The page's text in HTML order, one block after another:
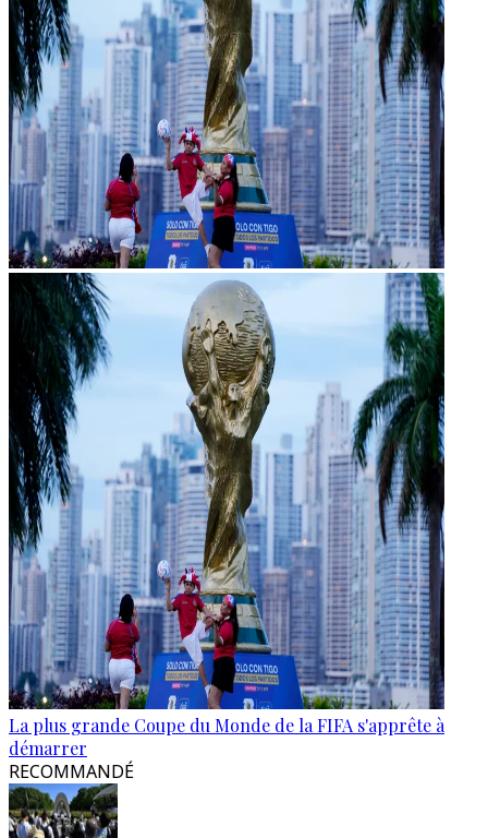
La plus grande Coupe du Monde de la FIFA s'apprête à
démarrer
RECOMMANDÉ